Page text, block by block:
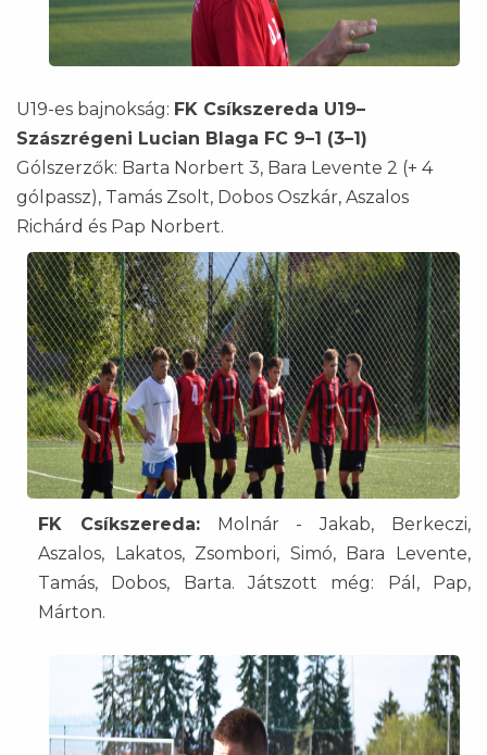
U19-es bajnokság: FK Csíkszereda U19–
Szászrégeni Lucian Blaga FC 9–1 (3–1)
Gólszerzők: Barta Norbert 3, Bara Levente 2 (+ 4
gólpassz), Tamás Zsolt, Dobos Oszkár, Aszalos
Richárd és Pap Norbert.
FK Csíkszereda:Molnár - Jakab, Berkeczi,
Aszalos, Lakatos, Zsombori, Simó, Bara Levente,
Tamás, Dobos, Barta. Játszott még: Pál, Pap,
Márton.